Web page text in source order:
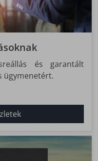
és garantált
ügymenetért.